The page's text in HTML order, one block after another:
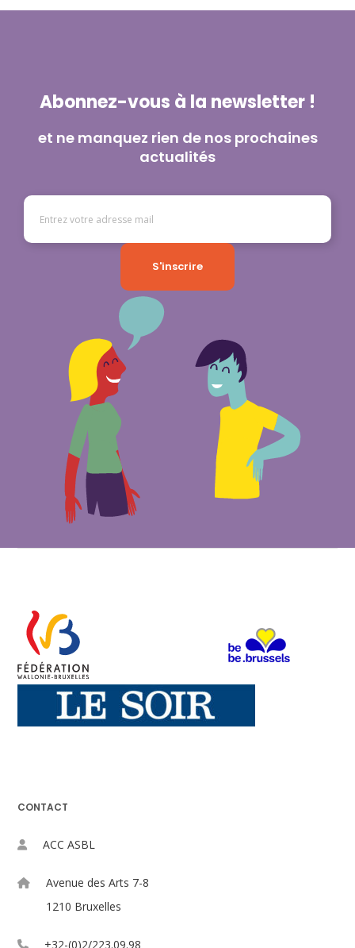
Abonnez-vous à la newsletter !
et ne manquez rien de nos prochaines
actualités
CONTACT
ACC ASBL
Avenue des Arts 7-8
1210 Bruxelles
+32-(0)2/223.09.98